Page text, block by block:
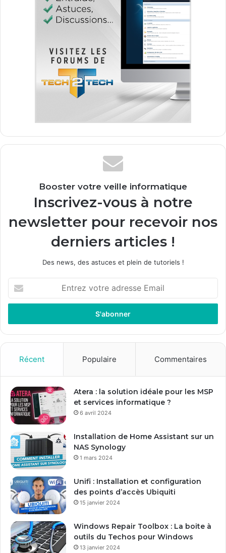
Booster votre veille informatique
Inscrivez-vous à notre
newsletter pour recevoir nos
derniers articles !
Des news, des astuces et plein de tutoriels !
t
e
z
r
e
a
d
s
e
m
a
Récent Populaire Commentaires
Atera : la solution idéale pour les MSP
et services informatique ?
6 avril 2024
Installation de Home Assistant sur un
NAS Synology
1 mars 2024
Unifi : Installation et configuration
des points d’accès Ubiquiti
15 janvier 2024
Windows Repair Toolbox : La boite à
outils du Techos pour Windows
13 janvier 2024